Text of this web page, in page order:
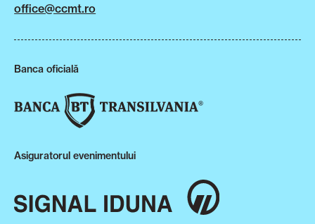
office@ccmt.ro
Banca oficială
Asiguratorul evenimentului